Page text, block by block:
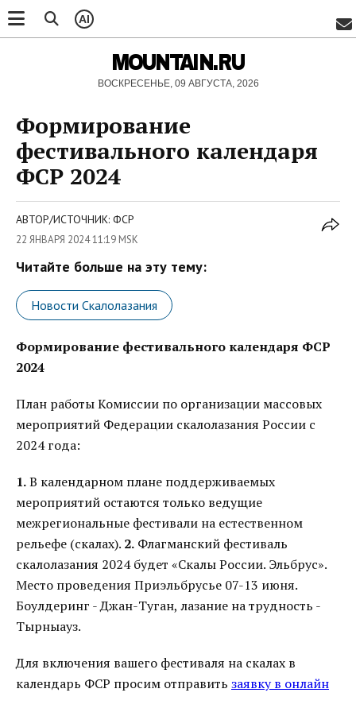
AI
MOUNTAIN.RU
ВОСКРЕСЕНЬЕ, 09 АВГУСТА, 2026
Формирование
фестивального календаря
ФСР 2024
АВТОР/ИСТОЧНИК: ФСР
22 ЯНВАРЯ 2024 11:19 MSK
Читайте больше на эту тему:
Новости Скалолазания
Формирование фестивального календаря ФСР
2024
План работы Комиссии по организации массовых
мероприятий Федерации скалолазания России с
2024 года:
1.В календарном плане поддерживаемых
мероприятий остаются только ведущие
межрегиональные фестивали на естественном
рельефе (скалах). 2. Флагманский фестиваль
скалолазания 2024 будет «Скалы России. Эльбрус».
Место проведения Приэльбрусье 07-13 июня.
Боулдеринг - Джан-Туган, лазание на трудность -
Тырныауз.
Для включения вашего фестиваля на скалах в
календарь ФСР просим отправить заявку в онлайн